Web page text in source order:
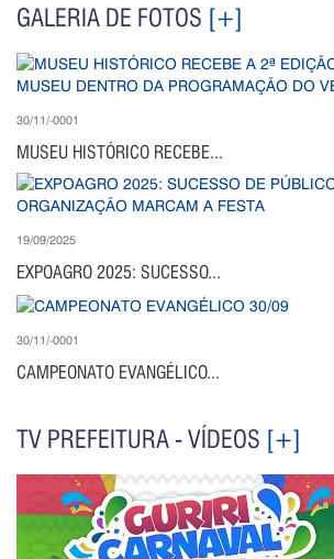
GALERIA DE FOTOS [+]
30/11/-0001
MUSEU HISTÓRICO RECEBE...
19/09/2025
EXPOAGRO 2025: SUCESSO...
30/11/-0001
CAMPEONATO EVANGÉLICO...
TV PREFEITURA - VÍDEOS [+]